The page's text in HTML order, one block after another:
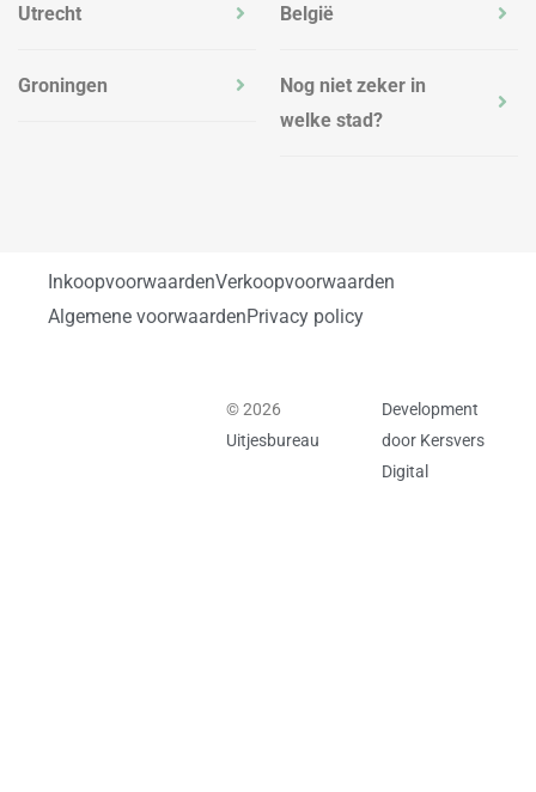
Utrecht
Groningen
België
Nog niet zeker in
welke stad?
InkoopvoorwaardenVerkoopvoorwaarden
Algemene voorwaardenPrivacy policy
© 2026
Uitjesbureau
Development
door Kersvers
Digital